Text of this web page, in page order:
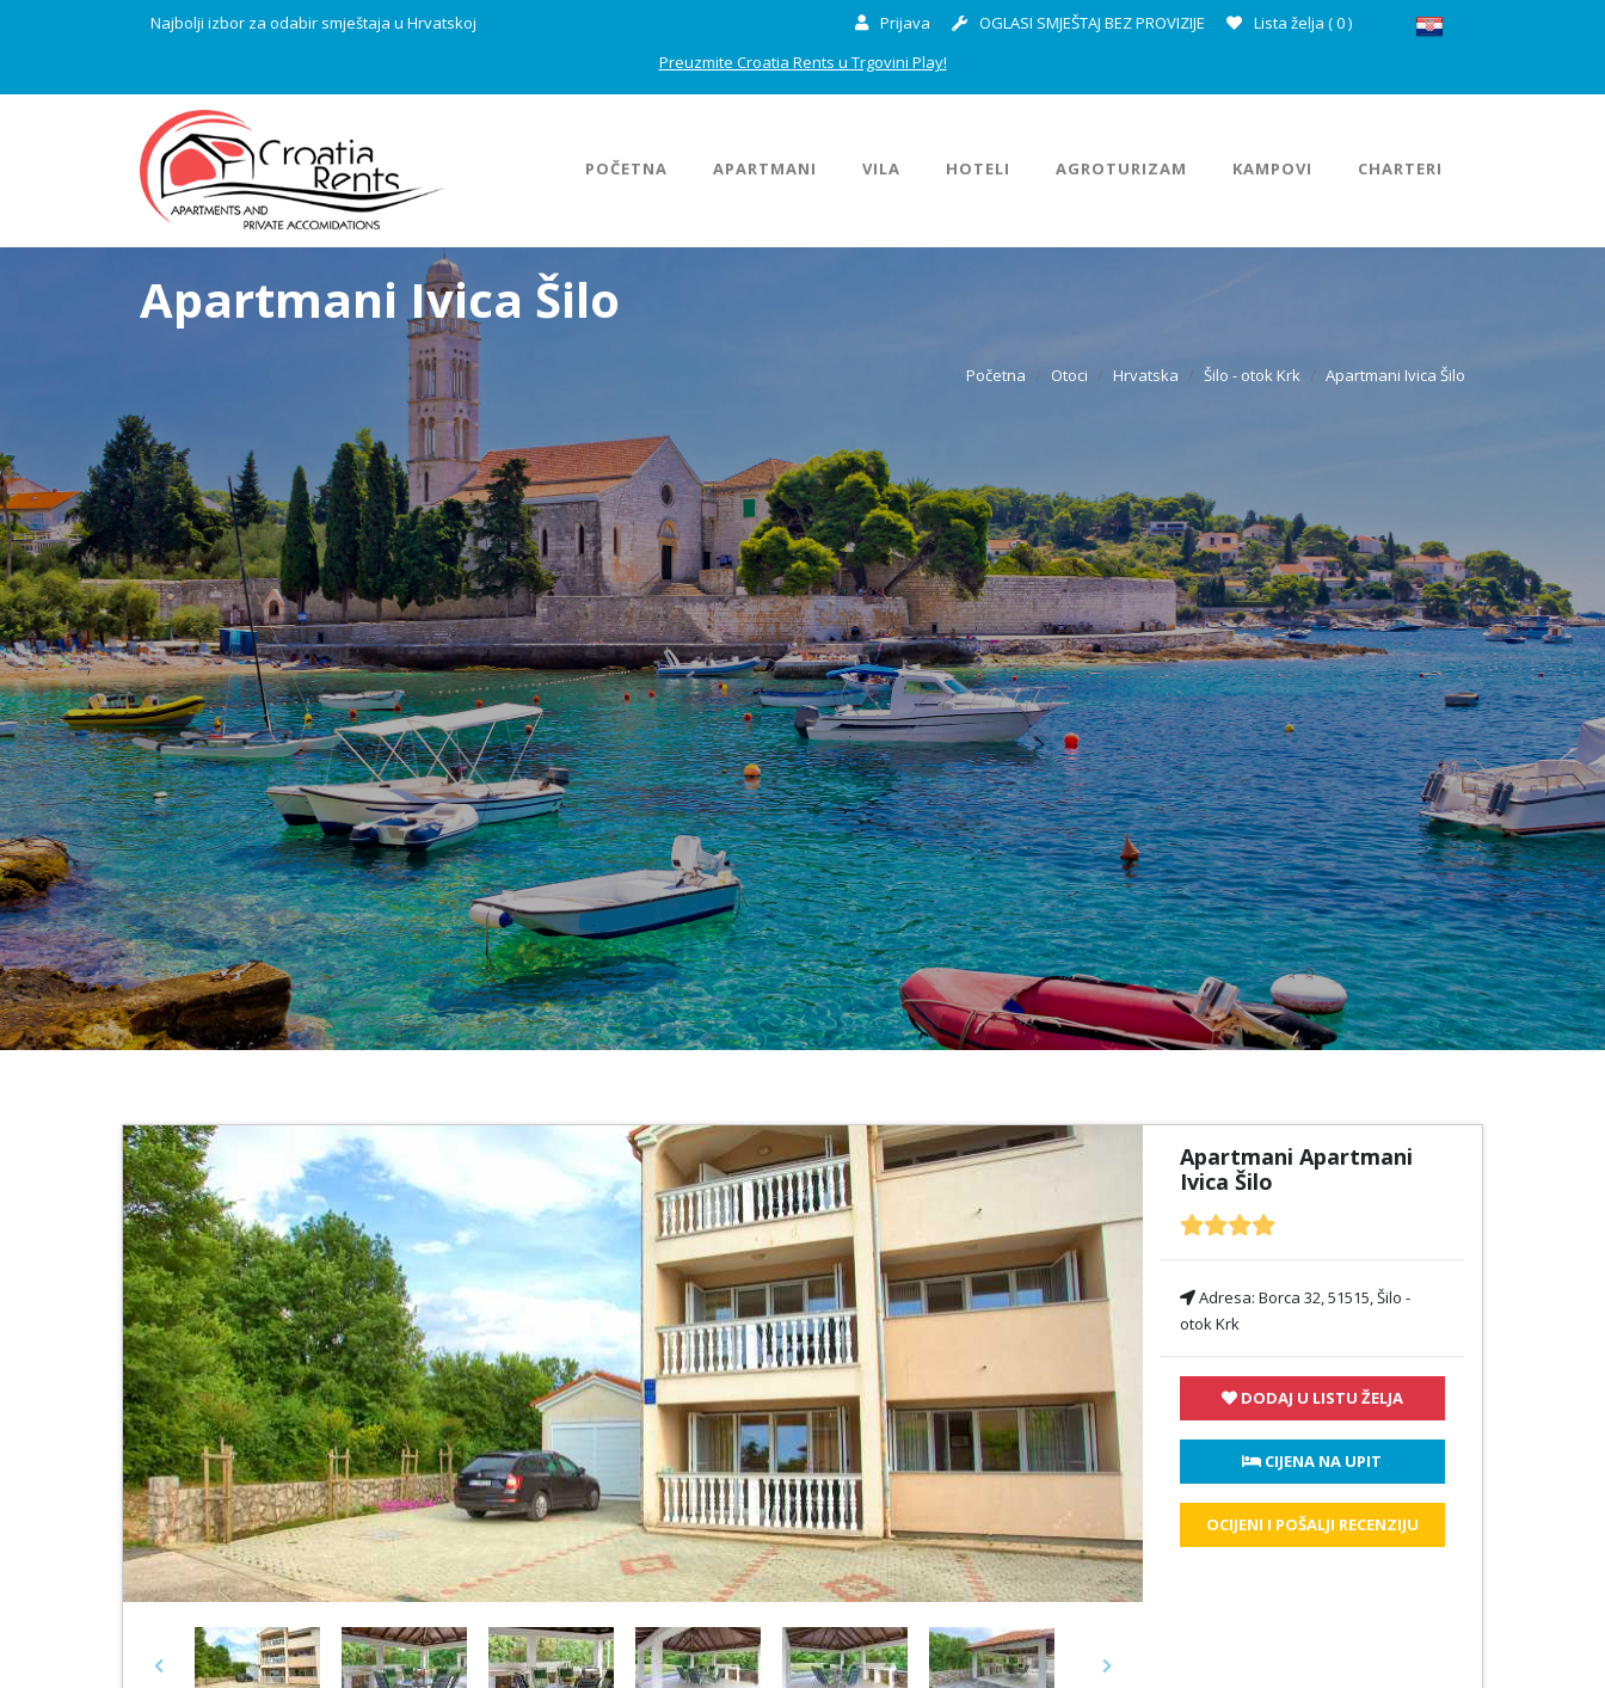
Najbolji izbor za odabir smještaja u Hrvatskoj Prijava OGLASI SMJEŠTAJ BEZ PROVIZIJE Lista želja (0)
Preuzmite Croatia Rents u Trgovini Play!
POČETNA APARTMANI VILA HOTELI AGROTURIZAM KAMPOVI CHARTERI
Apartmani Ivica Šilo
Početna Otoci Hrvatska Šilo - otok Krk Apartmani Ivica Šilo
Previous Next
Apartmani Apartmani
Ivica Šilo
Adresa: Borca 32, 51515, Šilo -
otok Krk
DODAJ U LISTU ŽELJA
CIJENA NA UPIT
OCIJENI I POŠALJI RECENZIJU